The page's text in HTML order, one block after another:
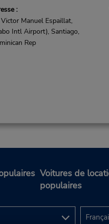
:
Manuel Espaillat,
Intl Airport), Santiago,
Rep
Voitures de
populaires